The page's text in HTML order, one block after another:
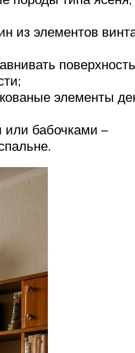
из элементов
элементы
бабочками –